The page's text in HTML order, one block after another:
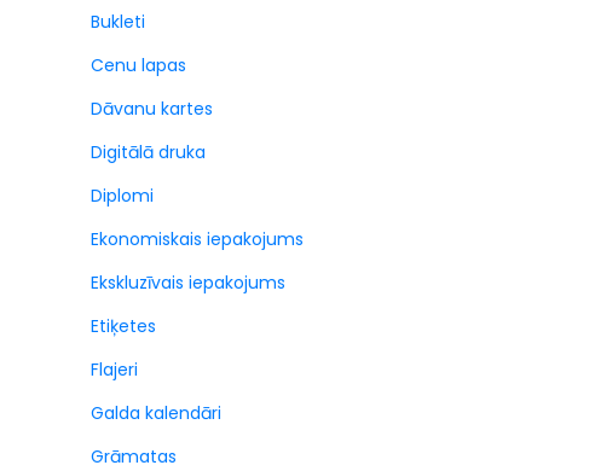
Bukleti
Cenu lapas
Dāvanu kartes
Digitālā druka
Diplomi
Ekonomiskais iepakojums
Ekskluzīvais iepakojums
Etiķetes
Flajeri
Galda kalendāri
Grāmatas